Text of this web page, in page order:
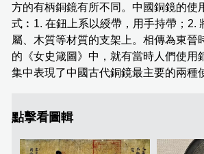
方的有柄銅鏡有所不同。中國銅鏡的使
式︰1. 在鈕上系以綬帶，用手持帶；2.
屬、木質等材質的支架上。相傳為東晉
的《女史箴圖》中，就有當時人們使用
集中表現了中國古代銅鏡最主要的兩種
點擊看圖輯